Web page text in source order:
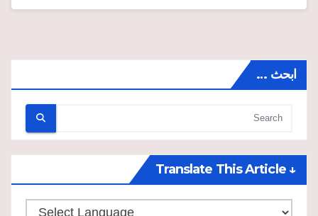
ابحث …
↓ Translate This Article